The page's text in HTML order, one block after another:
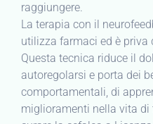
raggiungere.
La terapia con il
utilizza farmaci ed è priva
Questa tecnica riduce il
autoregolarsi e porta dei
comportamentali, di
miglioramenti nella vita di